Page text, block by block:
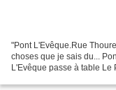
"Pont L'Evêque.Rue
choses que je sais du...
L'Evêque passe à table Le